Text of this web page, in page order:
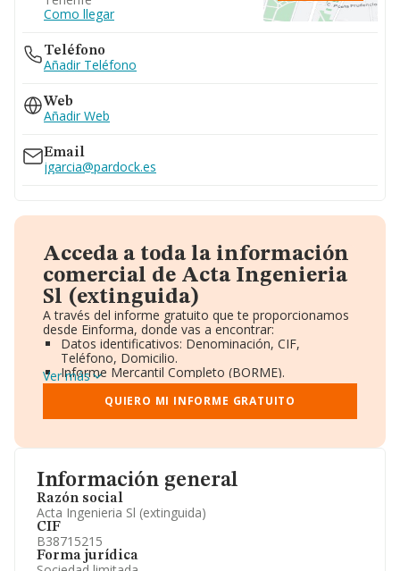
Información general
Razón social
Acta Ingenieria Sl (extinguida)
CIF
B38715215
Forma jurídica
Como llegar
Teléfono
Añadir Teléfono
Web
Añadir Web
Email
jgarcia@pardock.es
Acceda a toda la información
comercial de Acta Ingenieria
Sl (extinguida)
A través del informe gratuito que te proporcionamos
desde Einforma, donde vas a encontrar:
Datos identificativos: Denominación, CIF,
Teléfono, Domicilio.
Informe Mercantil Completo (BORME).
Gráficos de Evolución Ventas y Empleados.
Consejo de Administración y Administradores.
Directivos y Ejecutivos.
Información oficial y registral complementaria.
Ver más
QUIERO MI INFORME GRATUITO